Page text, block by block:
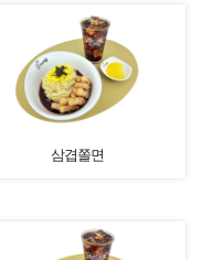
삼겹쫄면